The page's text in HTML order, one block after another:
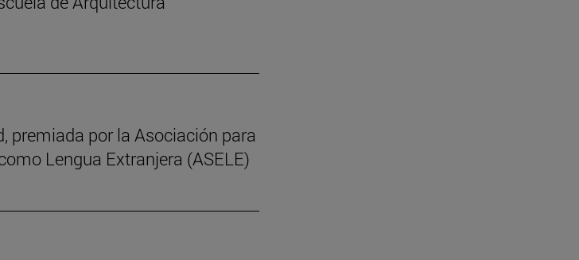
premiada por la Asociación para
Lengua Extranjera (ASELE)